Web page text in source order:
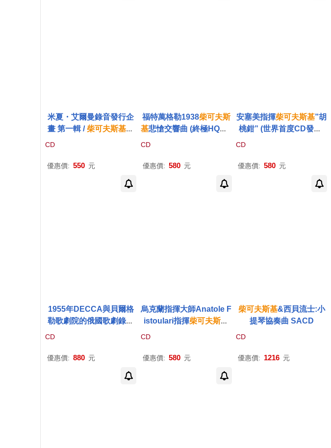
米夏・艾爾曼錄音發行企
畫 第一輯 /柴可夫斯基與
韋尼奧夫斯基(Mischa El
and Wieniawski)
CD
優惠價: 550 元
福特萬格勒1938柴可夫斯
基悲愴交響曲 (終極HQCD
限量版)(Furtwangler / Tc
o. 6 (UHQCD))
CD
優惠價: 580 元
安塞美指揮柴可夫斯基”胡
桃鉗” (世界首度CD發行)
(Ernest Ansermet / Tchai
(2CD))
CD
優惠價: 580 元
1955年DECCA與貝爾格
勒歌劇院的俄國歌劇錄音
計畫 /
haikovsky: The Queen o
CD
優惠價: 880 元
烏克蘭指揮大師Anatole F
istoulari指揮柴可夫斯基
睡美人全曲錄音+第四號交
chaikovsky: Sleeping B
Anatole Fistoulari (2CD))
CD
優惠價: 580 元
柴可夫斯基&西貝流士:小
提琴協奏曲 SACD
CD
優惠價: 1216 元